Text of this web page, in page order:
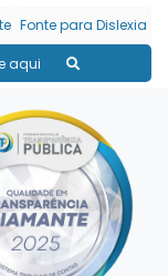
e
Fonte para Dislexia
aqui